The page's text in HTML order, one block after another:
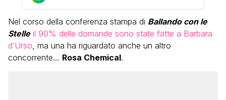
Nel corso della conferenza stampa di Ballando con le
Stelle il 90% delle domande sono state fatte a Barbara
d’Urso, ma una ha riguardato anche un altro
concorrente… Rosa Chemical.